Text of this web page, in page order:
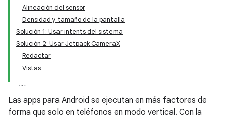
Alineación del sensor
Densidad y tamaño de la pantalla
Solución 1: Usar intents del sistema
Solución 2: Usar Jetpack CameraX
Redactar
Vistas
Las apps para Android se ejecutan en más factores de
forma que solo en teléfonos en modo vertical. Con la